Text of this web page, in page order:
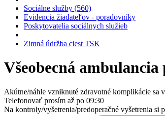
Sociálne služby (560)
Evidencia žiadateľov - poradovníky
Poskytovatelia sociálnych služieb
Zimná údržba ciest TSK
Všeobecná
Akútne/náhle vzniknuté zdravotné komplikácie sa
Telefonovať prosím až po 09:30
Na kontroly/vyšetrenia/predoperačné vyšetrenia si